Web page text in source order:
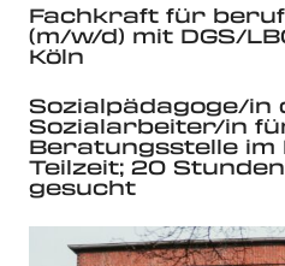
Fachkraft für
(m/w/d) mit DGS/
Köln
Sozialpädagoge/in
Sozialarbeiter/in
Beratungsstelle im
Teilzeit; 20
gesucht